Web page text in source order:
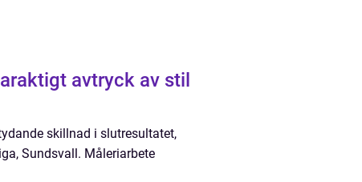
avtryck av stil
skillnad i slutresultatet,
Sundsvall. Måleriarbete